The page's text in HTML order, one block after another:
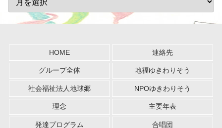
HOME 連絡先
グループ全体 地福ゆきわりそう
社会福祉法人地球郷 NPOゆきわりそう
理念 主要年表
発達プログラム 合唱団